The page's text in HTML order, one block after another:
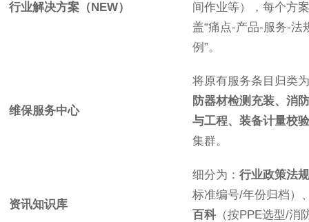
行业解决方案（NEW）
间作业等），每个方
盖“痛点-产品-服务-法
例”。
维保服务中心
将原有服务条目归类
防器材检测充装、消
与工程、装备计量校
集群。
资讯知识库
细分为：行业政策法
标准编号/年份归档）
百科（按PPE选型/消